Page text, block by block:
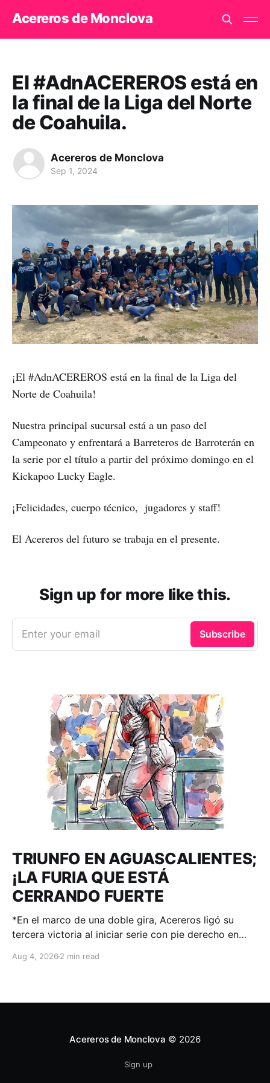
Acereros de Monclova
El #AdnACEREROS está en
la final de la Liga del Norte
de Coahuila.
Acereros de Monclova
Sep 1, 2024
¡El #AdnACEREROS está en la final de la Liga del
Norte de Coahuila!
Nuestra principal sucursal está a un paso del
Campeonato y enfrentará a Barreteros de Barroterán en
la serie por el título a partir del próximo domingo en el
Kickapoo Lucky Eagle.
¡Felicidades, cuerpo técnico, jugadores y staff!
El Acereros del futuro se trabaja en el presente.
Sign up for more like this.
Enter your email Subscribe
TRIUNFO EN AGUASCALIENTES;
¡LA FURIA QUE ESTÁ
CERRANDO FUERTE
*En el marco de una doble gira, Acereros ligó su
tercera victoria al iniciar serie con pie derecho en
agosto 2026.-. Andretty Cordero disparó
Aug 4, 2026 2 min read
Acereros de Monclova © 2026
Sign up